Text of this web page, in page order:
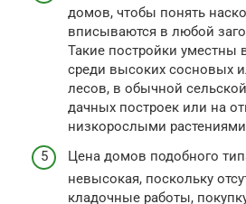
домов, чтобы понять
вписываются в любой
Такие постройки уместны
среди высоких сосновых
лесов, в обычной
дачных построек или на
низкорослыми
Цена домов подобного
невысокая, поскольку
кладочные работы,